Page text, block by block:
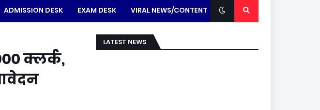
ADMISSION DESK EXAM DESK VIRAL NEWS/CONTENT
क्लर्क,
आवेदन
LATEST NEWS